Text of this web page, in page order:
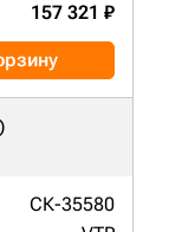
157 321 ₽
СК-35580